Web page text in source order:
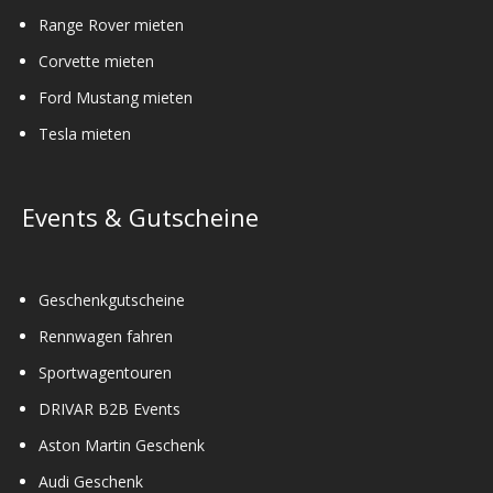
Range Rover mieten
Corvette mieten
Ford Mustang mieten
Tesla mieten
Events & Gutscheine
Geschenkgutscheine
Rennwagen fahren
Sportwagentouren
DRIVAR B2B Events
Aston Martin Geschenk
Audi Geschenk